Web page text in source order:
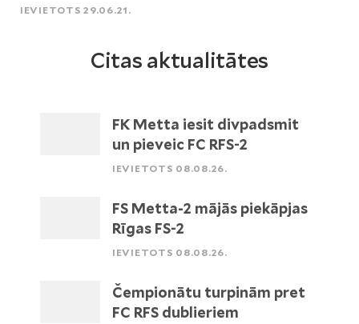
IEVIETOTS 29.06.21.
Citas aktualitātes
FK Metta iesit divpadsmit
un pieveic FC RFS-2
IEVIETOTS 08.08.26.
FS Metta-2 mājās piekāpjas
Rīgas FS-2
IEVIETOTS 08.08.26.
Čempionātu turpinām pret
FC RFS dublieriem